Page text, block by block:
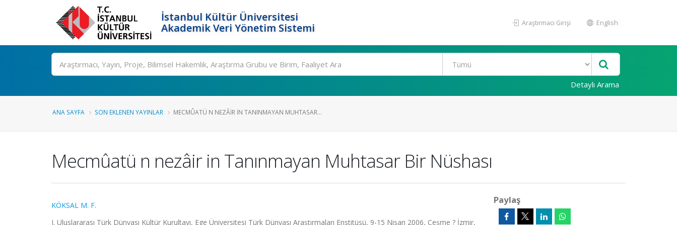
İstanbul Kültür Üniversitesi
Akademik Veri Yönetim Sistemi
Araştırmacı Girişi English
Ara
Detaylı Arama
ANA SAYFA SON EKLENEN YAYINLAR MECMÛATÜ N NEZÂIR IN TANINMAYAN MUHTASAR...
Mecmûatü n nezâir in Tanınmayan Muhtasar Bir Nüshası
KÖKSAL M. F.
I. Uluslararası Türk Dünyası Kültür Kurultayı, Ege Üniversitesi Türk Dünyası Araştırmaları Enstitüsü, 9-15 Nisan 2006, Çeşme ? İzmir,
Paylaş